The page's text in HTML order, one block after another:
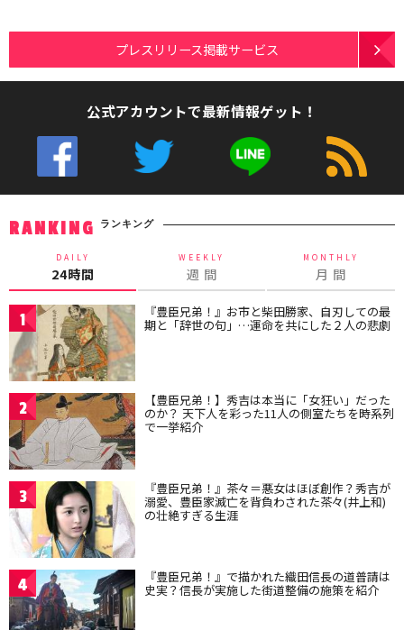
プレスリリース掲載サービス
公式アカウントで最新情報ゲット！
RANKING ランキング
DAILY
24時間
WEEKLY
週 間
MONTHLY
月 間
1 『豊臣兄弟！』お市と柴田勝家、自刃しての最
期と「辞世の句」…運命を共にした２人の悲劇
2 【豊臣兄弟！】秀吉は本当に「女狂い」だった
のか？ 天下人を彩った11人の側室たちを時系列
で一挙紹介
3 『豊臣兄弟！』茶々＝悪女はほぼ創作？秀吉が
溺愛、豊臣家滅亡を背負わされた茶々(井上和)
の壮絶すぎる生涯
4 『豊臣兄弟！』で描かれた織田信長の道普請は
史実？信長が実施した街道整備の施策を紹介